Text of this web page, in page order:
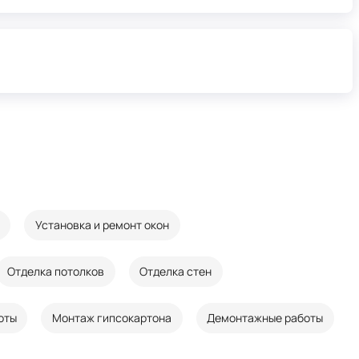
Установка и ремонт окон
Отделка потолков Отделка стен
Монтаж гипсокартона Демонтажные работы